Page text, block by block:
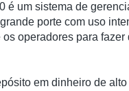
é um sistema de
porte com uso
operadores para fazer
em dinheiro de